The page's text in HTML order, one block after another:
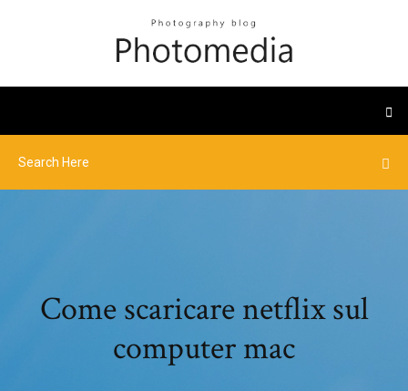
Come scaricare netflix sul
computer mac